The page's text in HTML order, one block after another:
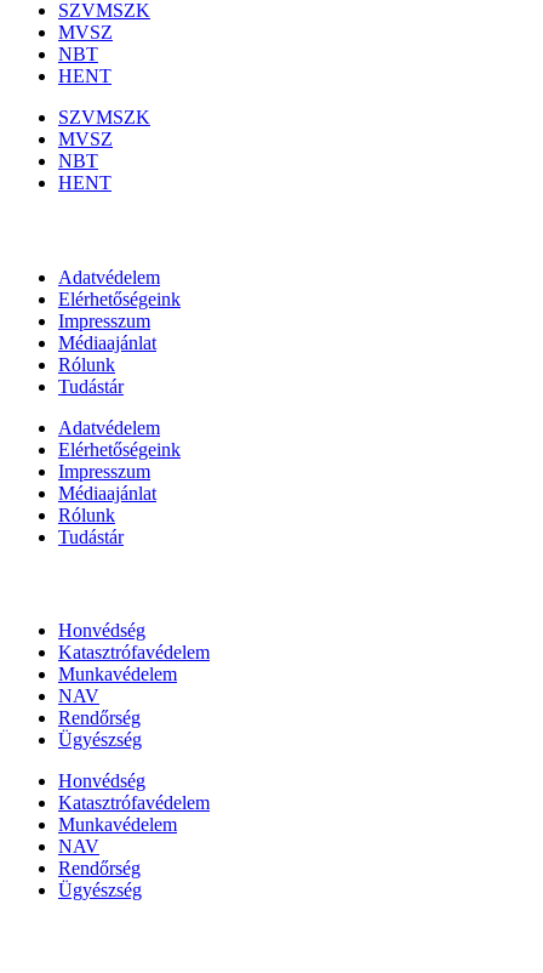
SZVMSZK
MVSZ
NBT
HENT
SZVMSZK
MVSZ
NBT
HENT
Adatvédelem
Elérhetőségeink
Impresszum
Médiaajánlat
Rólunk
Tudástár
Adatvédelem
Elérhetőségeink
Impresszum
Médiaajánlat
Rólunk
Tudástár
Honvédség
Katasztrófavédelem
Munkavédelem
NAV
Rendőrség
Ügyészség
Honvédség
Katasztrófavédelem
Munkavédelem
NAV
Rendőrség
Ügyészség